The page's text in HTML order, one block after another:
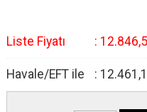
Liste Fiyatı : 12.846
Havale/EFT ile : 12.461